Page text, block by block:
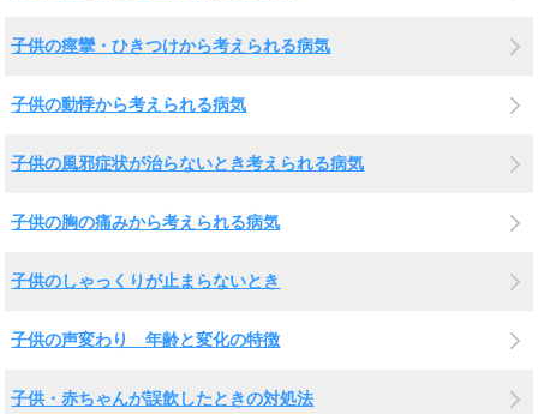
子供の痙攣・ひきつけから考えられる病気
子供の動悸から考えられる病気
子供の風邪症状が治らないとき考えられる病気
子供の胸の痛みから考えられる病気
子供のしゃっくりが止まらないとき
子供の声変わり 年齢と変化の特徴
子供・赤ちゃんが誤飲したときの対処法